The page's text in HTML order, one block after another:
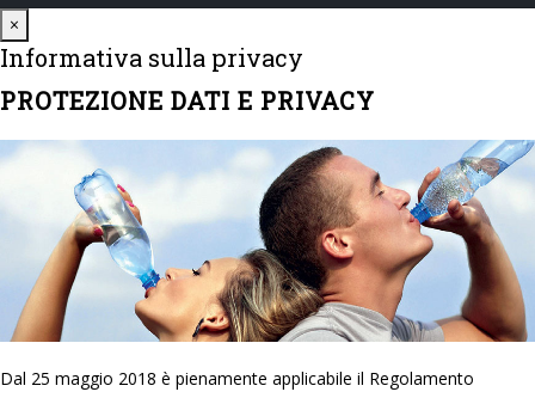
×
Informativa sulla privacy
PROTEZIONE DATI E PRIVACY
Dal 25 maggio 2018 è pienamente applicabile il Regolamento